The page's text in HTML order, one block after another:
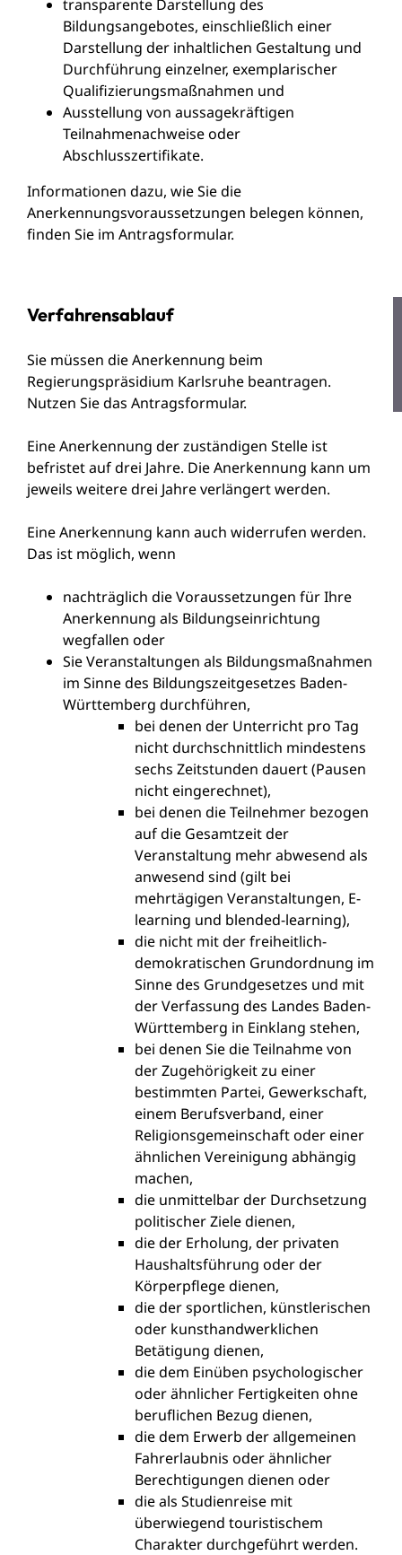
transparente Darstellung des
Bildungsangebotes, einschließlich einer
Darstellung der inhaltlichen Gestaltung und
Durchführung einzelner, exemplarischer
Qualifizierungsmaßnahmen und
Ausstellung von aussagekräftigen
Teilnahmenachweise oder
Abschlusszertifikate.
Informationen dazu, wie Sie die
Anerkennungsvoraussetzungen belegen können,
finden Sie im Antragsformular.
Verfahrensablauf
Sie müssen die Anerkennung beim
Regierungspräsidium Karlsruhe beantragen.
Nutzen Sie das Antragsformular.
Eine Anerkennung der zuständigen Stelle ist
befristet auf drei Jahre. Die Anerkennung kann um
jeweils weitere drei Jahre verlängert werden.
Eine Anerkennung kann auch widerrufen werden.
Das ist möglich, wenn
nachträglich die Voraussetzungen für Ihre
Anerkennung als Bildungseinrichtung
wegfallen oder
Sie Veranstaltungen als Bildungsmaßnahmen
im Sinne des Bildungszeitgesetzes Baden-
Württemberg durchführen,
bei denen der Unterricht pro Tag
nicht durchschnittlich mindestens
sechs Zeitstunden dauert (Pausen
nicht eingerechnet),
bei denen die Teilnehmer bezogen
auf die Gesamtzeit der
Veranstaltung mehr abwesend als
anwesend sind (gilt bei
mehrtägigen Veranstaltungen, E-
learning und blended-learning),
die nicht mit der freiheitlich-
demokratischen Grundordnung im
Sinne des Grundgesetzes und mit
der Verfassung des Landes Baden-
Württemberg in Einklang stehen,
bei denen Sie die Teilnahme von
der Zugehörigkeit zu einer
bestimmten Partei, Gewerkschaft,
einem Berufsverband, einer
Religionsgemeinschaft oder einer
ähnlichen Vereinigung abhängig
machen,
die unmittelbar der Durchsetzung
politischer Ziele dienen,
die der Erholung, der privaten
Haushaltsführung oder der
Körperpflege dienen,
die der sportlichen, künstlerischen
oder kunsthandwerklichen
Betätigung dienen,
die dem Einüben psychologischer
oder ähnlicher Fertigkeiten ohne
beruflichen Bezug dienen,
die dem Erwerb der allgemeinen
Fahrerlaubnis oder ähnlicher
Berechtigungen dienen oder
die als Studienreise mit
überwiegend touristischem
Charakter durchgeführt werden.